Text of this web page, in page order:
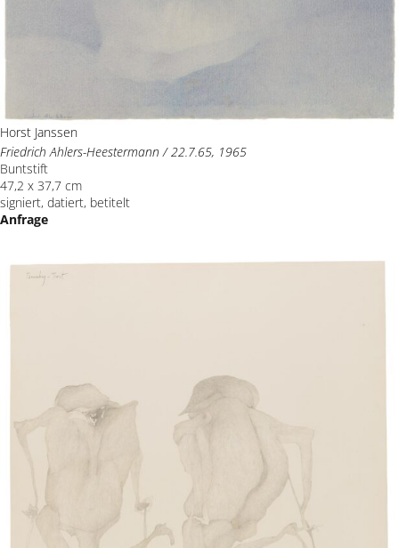
Horst Janssen
Friedrich Ahlers-Heestermann / 22.7.65, 1965
Buntstift
47,2 x 37,7 cm
signiert, datiert, betitelt
Anfrage